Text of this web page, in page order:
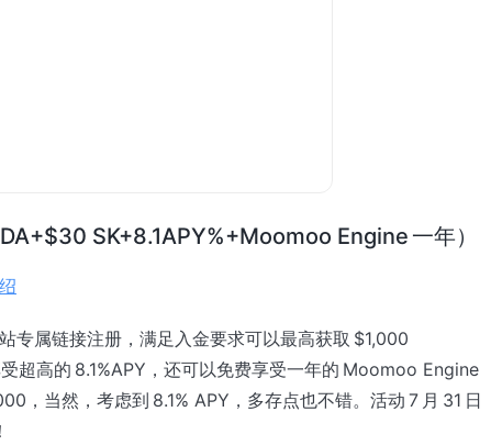
SK+8.1APY%+Moomoo Engine 一年）
专属链接注册，满足入金要求可以最高获取 $1,000
超高的 8.1%APY，还可以免费享受一年的 Moomoo Engine
，当然，考虑到 8.1% APY，多存点也不错。活动 7 月 31 日